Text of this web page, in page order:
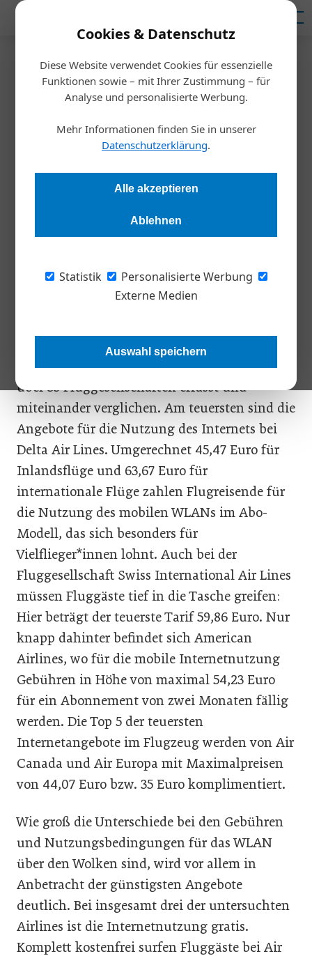
Cookies & Datenschutz
Diese Website verwendet Cookies für essenzielle
Funktionen sowie – mit Ihrer Zustimmung – für
Analyse und personalisierte Werbung.
Mehr Informationen finden Sie in unserer
Datenschutzerklärung.
Alle akzeptieren
Ablehnen
Statistik
Personalisierte Werbung
Externe Medien
Auswahl speichern
Startseite/Meldungen
Preisvergleich
Soviel kostet WLAN im
Flugzeug
Redaktion Die Wirtschaft
Preisunterschiede von bis zu rund 60 Euro werden bei der
Airlines sich zum Surfen, Arbeiten und Lernen am besten
eignen und wo Fluggäste am meisten sparen können, hat die
Dafür wurden die Tarife sowie die
Nutzungsdauer der Internetangebote von
über 35 Fluggesellschaften erfasst und
miteinander verglichen. Am teuersten sind die
Angebote für die Nutzung des Internets bei
Delta Air Lines. Umgerechnet 45,47 Euro für
Inlandsflüge und 63,67 Euro für
internationale Flüge zahlen Flugreisende für
die Nutzung des mobilen WLANs im Abo-
Modell, das sich besonders für
Vielflieger*innen lohnt. Auch bei der
Fluggesellschaft Swiss International Air Lines
müssen Fluggäste tief in die Tasche greifen:
Hier beträgt der teuerste Tarif 59,86 Euro. Nur
knapp dahinter befindet sich American
Airlines, wo für die mobile Internetnutzung
Gebühren in Höhe von maximal 54,23 Euro
für ein Abonnement von zwei Monaten fällig
werden. Die Top 5 der teuersten
Internetangebote im Flugzeug werden von Air
Canada und Air Europa mit Maximalpreisen
von 44,07 Euro bzw. 35 Euro komplimentiert.
Wie groß die Unterschiede bei den Gebühren
und Nutzungsbedingungen für das WLAN
über den Wolken sind, wird vor allem in
Anbetracht der günstigsten Angebote
deutlich. Bei insgesamt drei der untersuchten
Airlines ist die Internetnutzung gratis.
Komplett kostenfrei surfen Fluggäste bei Air